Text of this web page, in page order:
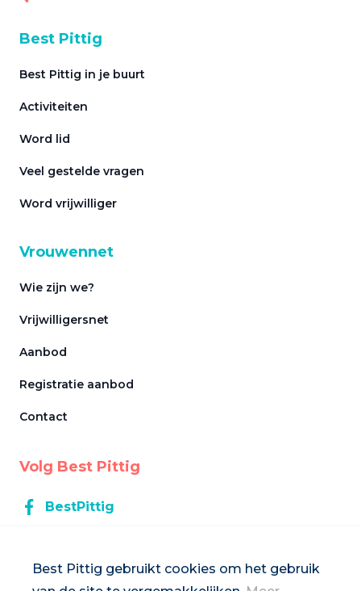
Best Pittig gebruikt cookies om het gebruik
Best Pittig
Best Pittig in je buurt
Activiteiten
Word lid
Veel gestelde vragen
Word vrijwilliger
Vrouwennet
Wie zijn we?
Vrijwilligersnet
Aanbod
Registratie aanbod
Contact
Volg Best Pittig
BestPittig